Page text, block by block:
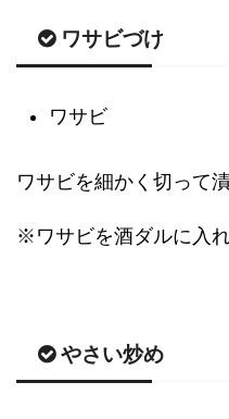
ワサビづけ
ワサビ
ワサビを細かく切って
※ワサビを酒ダルに入
やさい炒め